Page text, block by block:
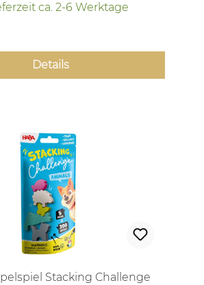
ca. 2-6 Werktage
Details
Stacking Challenge